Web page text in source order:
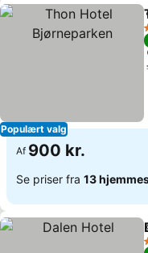
Populært valg
Af 900 kr.
Se priser fra 13